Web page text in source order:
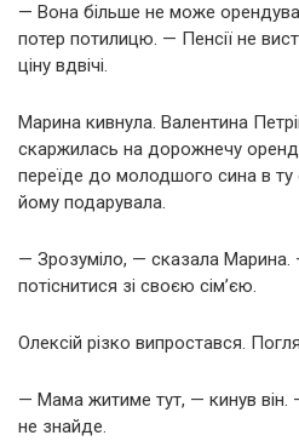
— Вона більше не може
потер потилицю. — Пенсії не
ціну вдвічі.
Марина кивнула. Валентина
скаржилась на дорожнечу
переїде до молодшого сина в ту
йому подарувала.
— Зрозуміло, — сказала
потіснитися зі своєю сім’єю.
Олексій різко випростався.
— Мама житиме тут, — кинув
не знайде.